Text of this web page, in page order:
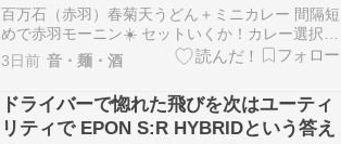
百万石（赤羽）春菊天うどん＋ミニカレー 間隔短
めで赤羽モーニン☀️ セットいくか！カレー選択で
春菊追加、うどん 券売機に輝くアルコール類の安
さ＆キリンレモン！ はい好きなんです、このぶっ
とい茹でうどん！ そして純度高めの香りまくり春
菊天、あーすき焼き食べたい???? ミニとはい…
3日前 音・麺・酒
ドライバーで惚れた飛びを次はユーティ
リティで EPON S:R HYBRIDという答え